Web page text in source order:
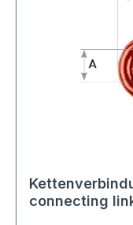
connecting